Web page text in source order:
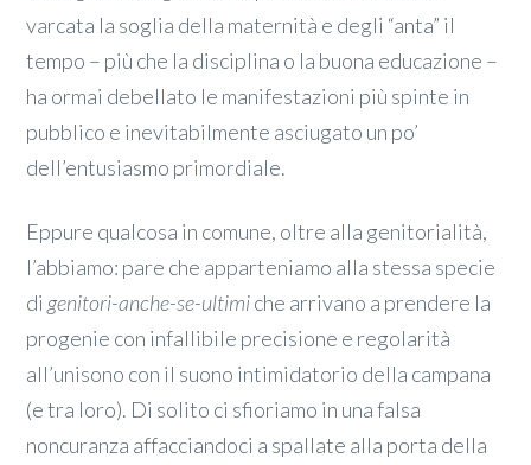
varcata la soglia della maternità e degli “anta” il
tempo – più che la disciplina o la buona educazione –
ha ormai debellato le manifestazioni più spinte in
pubblico e inevitabilmente asciugato un po’
dell’entusiasmo primordiale.
Eppure qualcosa in comune, oltre alla genitorialità,
l’abbiamo: pare che apparteniamo alla stessa specie
di genitori-anche-se-ultimiche arrivano a prendere la
progenie con infallibile precisione e regolarità
all’unisono con il suono intimidatorio della campana
(e tra loro). Di solito ci sfioriamo in una falsa
noncuranza affacciandoci a spallate alla porta della